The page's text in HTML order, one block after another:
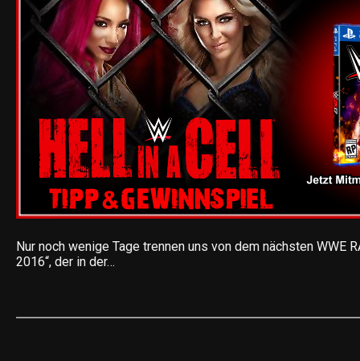
Nur noch wenige Tage trennen uns von dem nächsten WWE
2016“, der in der…